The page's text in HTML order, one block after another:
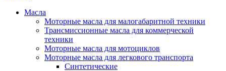
Масла
Моторные масла для малогабаритной техники
Трансмиссионные масла для коммерческой
техники
Моторные масла для мотоциклов
Моторные масла для легкового транспорта
Синтетические